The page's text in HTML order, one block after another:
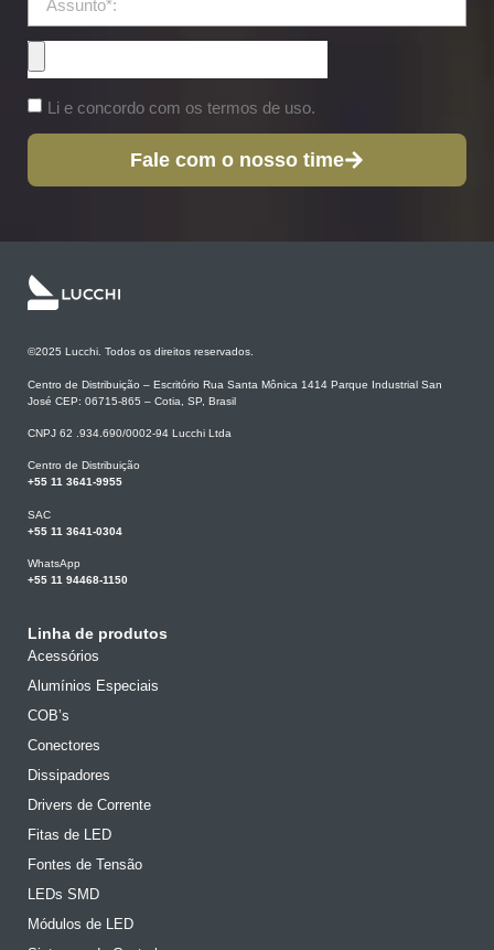
Li e concordo com os termos de uso.
Fale com o nosso time
©2025 Lucchi. Todos os direitos reservados.
Centro de Distribuição – Escritório Rua Santa Mônica 1414 Parque Industrial San
José CEP: 06715-865 – Cotia, SP, Brasil
CNPJ 62 .934.690/0002-94 Lucchi Ltda
Centro de Distribuição
+55 11 3641-9955
SAC
+55 11 3641-0304
WhatsApp
+55 11 94468-1150
Linha de produtos
Acessórios
Alumínios Especiais
COB’s
Conectores
Dissipadores
Drivers de Corrente
Fitas de LED
Fontes de Tensão
LEDs SMD
Módulos de LED